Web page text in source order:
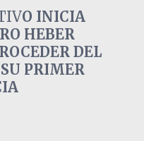
O INICIA
HEBER
DEL
PRIMER